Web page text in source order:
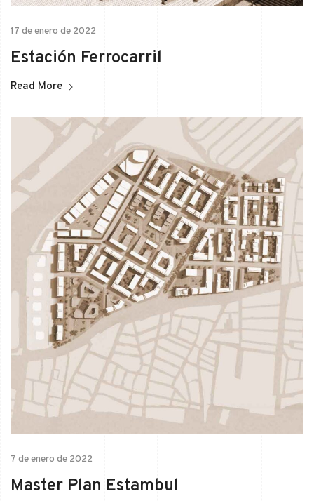
17 de enero de 2022
Estación Ferrocarril
Read More
7 de enero de 2022
Master Plan Estambul